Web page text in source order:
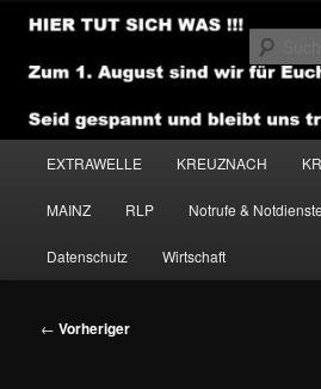
Zum
primären
Inhalt
EXTRAWELLE KREUZNACH
MAINZ RLP Notrufe & Notdienste
Datenschutz Wirtschaft
Beitragsnavigation
← Vorheriger